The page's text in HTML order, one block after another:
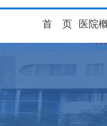
首 页 医院